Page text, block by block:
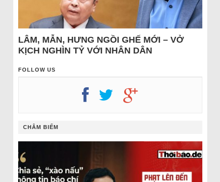
LÂM, MẪN, HƯNG NGỒI GHẾ MỚI – VỞ
KỊCH NGHÌN TỶ VỚI NHÂN DÂN
FOLLOW US
CHÂM BIẾM